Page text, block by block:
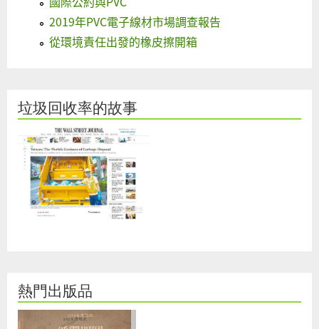
2019年PVC電子線材市場調查報告
從環境責任出發的橡皮擦開箱
垃圾回收率的故事
熱門出版品